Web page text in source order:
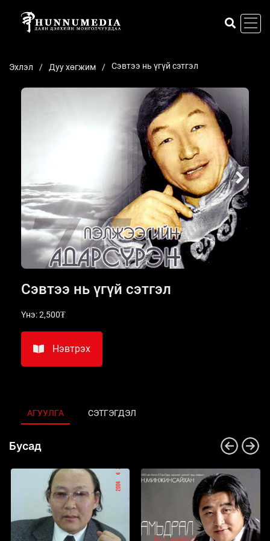
Эхлэл Дуу хөгжим Сэвтээ нь үгүй сэтгэл
Сэвтээ нь үгүй сэтгэл
Үнэ:2,500₮
Нэвтрэх
АГУУЛГА СЭТГЭГДЭЛ
Бусад